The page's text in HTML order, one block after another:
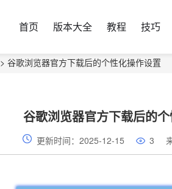
首页 版本大全 教程 技巧
> 谷歌浏览器官方下载后的个性化操作设置
谷歌浏览器官方下载后的
更新时间：2025-12-15 3